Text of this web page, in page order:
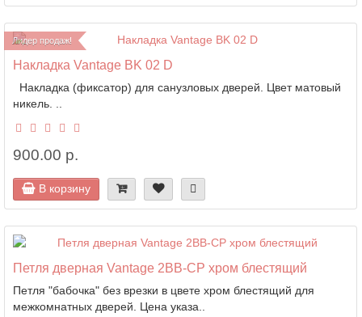
Лидер продаж!
Накладка Vantage BK 02 D
Накладка (фиксатор) для санузловых дверей. Цвет матовый
никель. ..
900.00 р.
В корзину
Петля дверная Vantage 2BB-CP хром блестящий
Петля "бабочка" без врезки в цвете хром блестящий для
межкомнатных дверей. Цена указа..